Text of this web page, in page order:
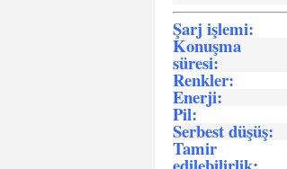
Şarj işlemi:
Konuşma
süresi:
Renkler:
Enerji:
Pil:
Serbest düşüş:
Tamir